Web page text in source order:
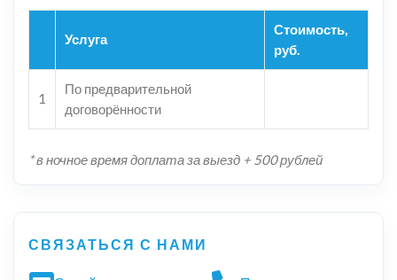
Услуга
Стоимость,
руб.
1
По предварительной
договорённости
* в ночное время доплата за выезд + 500 рублей
СВЯЗАТЬСЯ С НАМИ